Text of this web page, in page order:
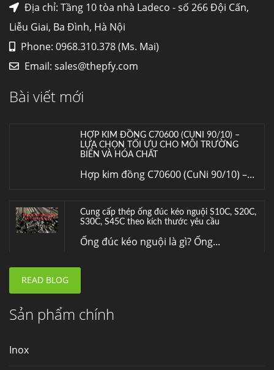
Địa chỉ: Tầng 10 tòa nhà Ladeco - số 266 Đội Cấn,
Liễu Giai, Ba Đình, Hà Nội
Phone: 0968.310.378 (Ms. Mai)
Email: sales@thepfy.com
Bài viết mới
Inox (thép không gỉ) là một trong...
LỰA CHỌN TỐI ƯU CHO MÔI TRƯỜNG
Hợp kim đồng C70600 (CuNi 90/10) –...
Cung cấp thép ống đúc kéo nguội S10C, S20C,
S30C, S45C theo kích thước yêu cầu
nhà máy thép Hòa Phát
máy...
nhất, Mua Inconel 625 tại Việt Nam
Hợp kim N06625 là hợp kim chịu
READ BLOG
Sản phẩm chính
Inox